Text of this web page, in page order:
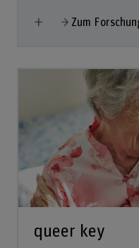
Mehr anzeigen
Zum
queer key